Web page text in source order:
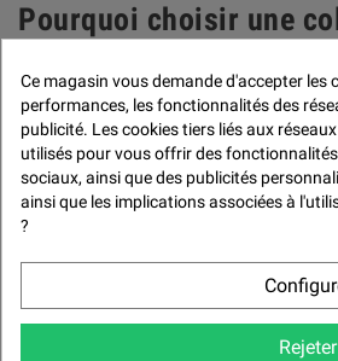
Pourquoi choisir une
public ?
Critère Colle technique Quai West
Volume
Usage
composites
Oui
Ce magasin vous demande d'accepter les
performances, les fonctionnalités des
publicité. Les cookies tiers liés aux
utilisés pour vous offrir des
sociaux, ainsi que des publicités
ainsi que les implications associées à
?
Rejeter